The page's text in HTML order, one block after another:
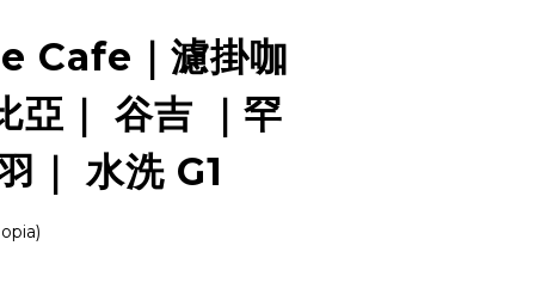
Cafe｜濾掛咖
亞｜ 谷吉 ｜罕
｜ 水洗 G1